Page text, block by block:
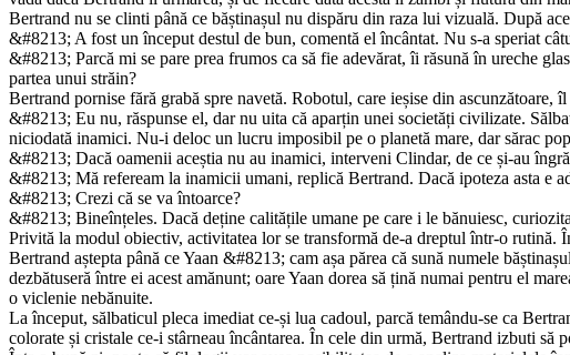
Bertrand nu se clinti până ce băștinașul nu dispăru din raza lui vizuală. După
&#8213; A fost un început destul de bun, comentă el încântat. Nu s-a speriat
&#8213; Parcă mi se pare prea frumos ca să fie adevărat, îi răsună în ureche
partea unui străin?
Bertrand pornise fără grabă spre navetă. Robotul, care ieșise din ascunzătoare,
&#8213; Eu nu, răspunse el, dar nu uita că aparțin unei societăți civili­zate.
niciodată inamici. Nu-i deloc un lucru imposibil pe o plane­tă mare, dar sărac
&#8213; Dacă oamenii aceștia nu au inamici, interveni Clindar, de ce și-au
&#8213; Mă refeream la inamicii umani, replică Bertrand. Dacă ipote­za asta e
&#8213; Crezi că se va întoarce?
&#8213; Bineînțeles. Dacă deține calitățile umane pe care i le bănuiesc,
Privită la modul obiectiv, activitatea lor se transformă de-a drep­tul într-o rutină.
Bertrand aștepta până ce Yaan &#8213; cam așa părea că sună numele
dezbătuseră între ei acest amănunt; oare Yaan dorea să țină numai pentru el
o viclenie nebănuite.
La început, sălbaticul pleca imediat ce-și lua cadoul, parcă temându-se ca
colorate și cristale ce-i stârneau încântarea. În cele din urmă, Bertrand izbuti